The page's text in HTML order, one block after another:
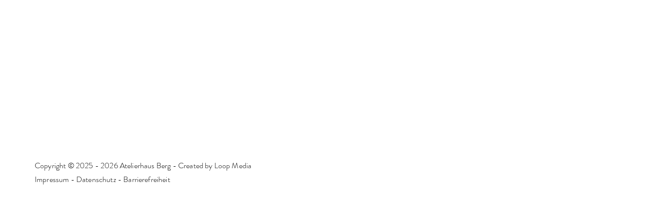
Copyright © 2025 - 2026 Atelierhaus Berg - Created by Loop Media
Impressum - Datenschutz- Barrierefreiheit